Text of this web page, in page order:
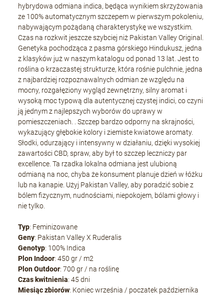
hybrydowa odmiana indica, będąca wynikiem skrzyżowania
ze 100% automatycznym szczepem w pierwszym pokoleniu,
nabywającym pożądaną charakterystykę we wszystkim.
Czas na rozkwit jeszcze szybciej niż Pakistan Valley Original.
Genetyka pochodząca z pasma górskiego Hindukusz, jedna
z klasyków już w naszym katalogu od ponad 13 lat. Jest to
roślina o krzaczastej strukturze, która rośnie pulchnie, jedna
z najbardziej rozpoznawalnych odmian ze względu na
mocny, rozgałęziony wygląd zewnętrzny, silny aromat i
wysoką moc typową dla autentycznej czystej indici, co czyni
ją jednym z najlepszych wyborów do uprawy w
pomieszczeniach. . Szczep bardzo odporny na skrajności,
wykazujący głębokie kolory i ziemiste kwiatowe aromaty.
Słodki, odurzający i intensywny w działaniu, dzięki wysokiej
zawartości CBD, spraw, aby był to szczep leczniczy par
excellence. Ta rzadka lokalna odmiana jest ulubioną
odmianą na noc, chyba że konsument planuje dzień w łóżku
lub na kanapie. Użyj Pakistan Valley, aby poradzić sobie z
bólem fizycznym, nudnościami, niepokojem, bólami głowy i
nie tylko.
Typ: Feminizowane
Geny: Pakistan Valley X Ruderalis
Genotyp: 100% Indica
Plon Indoor: 450 gr / m2
Plon Outdoor: 700 gr / na roślinę
Czas kwitnienia: 45 dni
Miesiąc zbiorów: Koniec września / poczatek października